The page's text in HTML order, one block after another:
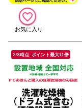
8/8時点_ポイント最大11倍